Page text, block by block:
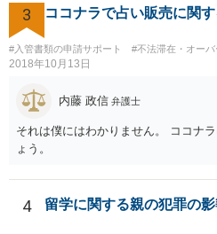
3 ココナラで占い販売に関
#入管書類の申請サポート #不法滞在・オーバ
2018年10月13日
内藤 政信 弁護士
それは僕にはわかりません。 ココナ
ょう。
4 留学に関する親の犯罪の